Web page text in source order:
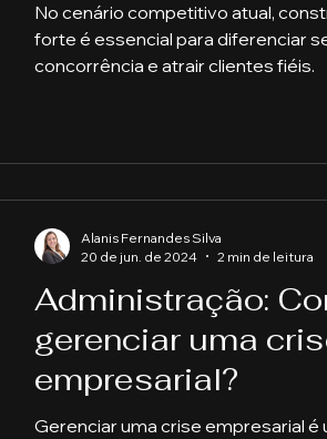
Banking e Mercado de
No cenário competitivo atual,
forte é essencial para diferenciar
concorrência e atrair clientes fiéis.
Administração:
gerenciar uma
empresarial?
Gerenciar uma crise empresarial é
Alanis Fernandes Silva
20 de jun. de 2024
2 min de leitura